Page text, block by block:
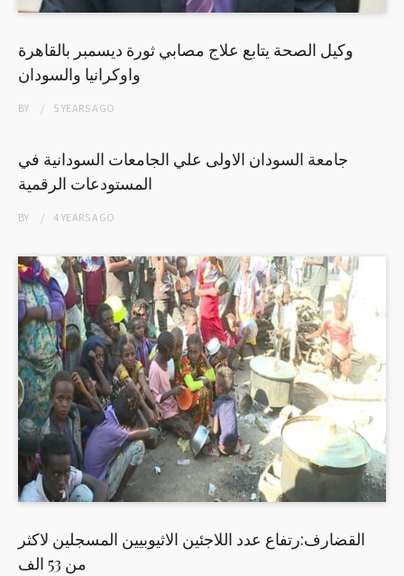
وكيل الصحة يتابع علاج مصابي ثورة ديسمبر بالقاهرة
واوكرانيا والسودان
BY 5 YEARSAGO
جامعة السودان الاولى علي الجامعات السودانية في
المستودعات الرقمية
BY 4 YEARSAGO
القضارف:رتفاع عدد اللاجئين الاثيوبيين المسجلين لاكثر
من 53 الف